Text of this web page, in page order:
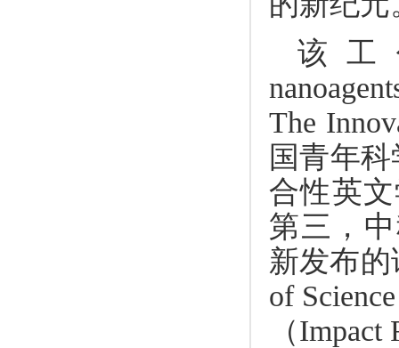
该工作
The
国青年
合性英
第三，
新发布的
of
（